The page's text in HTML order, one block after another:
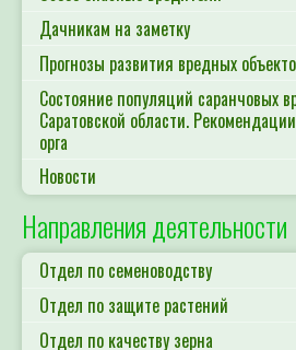
Дачникам на заметку
Прогнозы развития вредных
Состояние популяций саранчовых
Саратовской области.
орга
Новости
Направления деятельности
Отдел по семеноводству
Отдел по защите растений
Отдел по качеству зерна